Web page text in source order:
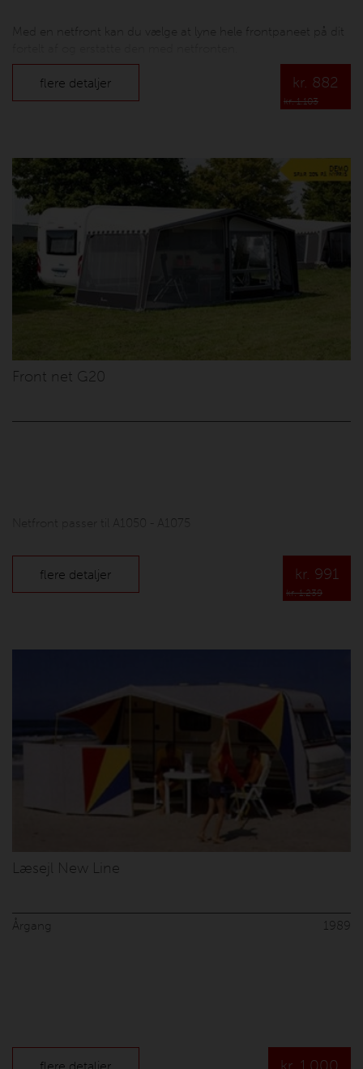
Med en netfront kan du vælge at lyne hele frontpaneet på dit
flere detaljer kr. 882
kr. 1.103
Front net G20
Netfront passer til A1050 - A1075
flere detaljer kr. 991
kr. 1.239
Læsejl New Line
Årgang 1989